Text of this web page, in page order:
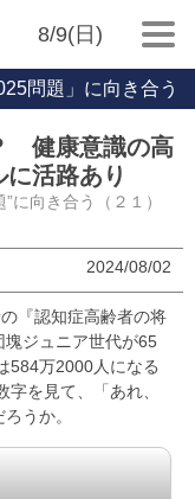
8/9(日)
問題」に向き合う
健康意識の高
活路あり
に向き合う（２１）
2024/08/02
『認知症高齢者の将
塊ジュニア世代が65
584万2000人になる
を見て、「あれ、
うか。